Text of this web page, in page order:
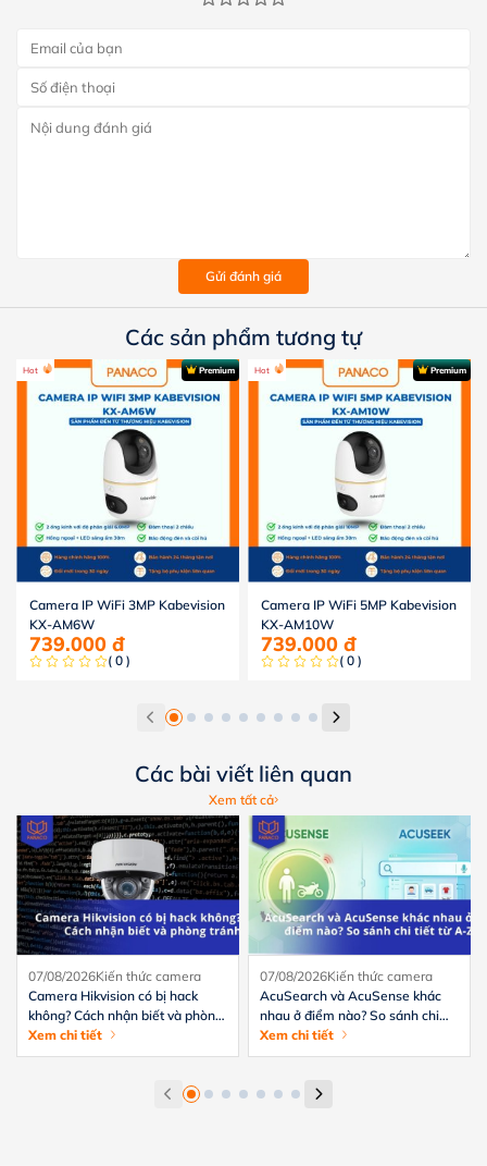
Gửi đánh giá
Các sản phẩm tương tự
Hot Premium
Camera IP WiFi 3MP Kabevision
KX-AM6W
739.000 đ
( 0 )
Hot Premium
Camera IP WiFi 5MP Kabevision
KX-AM10W
739.000 đ
( 0 )
Các bài viết liên quan
Xem tất cả
07/08/2026Kiến thức camera
Camera Hikvision có bị hack
không? Cách nhận biết và phòng
tránh hiệu quả
Xem chi tiết
07/08/2026Kiến thức camera
AcuSearch và AcuSense khác
nhau ở điểm nào? So sánh chi
tiết từ A-Z
Xem chi tiết